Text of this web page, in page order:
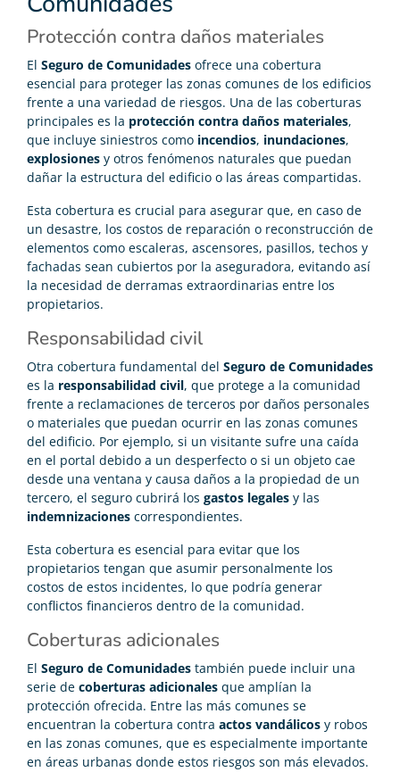
Protección contra daños materiales
El Seguro de Comunidades ofrece una cobertura
esencial para proteger las zonas comunes de los edificios
frente a una variedad de riesgos. Una de las coberturas
principales es la protección contra daños materiales,
que incluye siniestros como incendios, inundaciones,
explosiones y otros fenómenos naturales que puedan
dañar la estructura del edificio o las áreas compartidas.
Esta cobertura es crucial para asegurar que, en caso de
un desastre, los costos de reparación o reconstrucción de
elementos como escaleras, ascensores, pasillos, techos y
fachadas sean cubiertos por la aseguradora, evitando así
la necesidad de derramas extraordinarias entre los
propietarios.
Responsabilidad civil
Otra cobertura fundamental del Seguro de Comunidades
es la responsabilidad civil, que protege a la comunidad
frente a reclamaciones de terceros por daños personales
o materiales que puedan ocurrir en las zonas comunes
del edificio. Por ejemplo, si un visitante sufre una caída
en el portal debido a un desperfecto o si un objeto cae
desde una ventana y causa daños a la propiedad de un
tercero, el seguro cubrirá los gastos legales y las
indemnizaciones correspondientes.
Esta cobertura es esencial para evitar que los
propietarios tengan que asumir personalmente los
costos de estos incidentes, lo que podría generar
conflictos financieros dentro de la comunidad.
Coberturas adicionales
El Seguro de Comunidades también puede incluir una
serie de coberturas adicionales que amplían la
protección ofrecida. Entre las más comunes se
encuentran la cobertura contra actos vandálicos y robos
en las zonas comunes, que es especialmente importante
en áreas urbanas donde estos riesgos son más elevados.